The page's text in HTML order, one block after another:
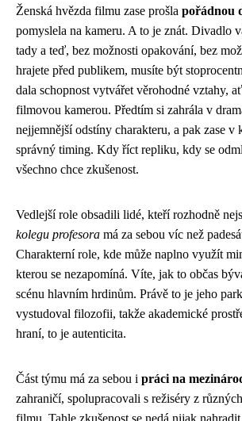
Ženská hvězda filmu zase prošla pořádnou
pomyslela na kameru. A to je znát. Divadlo
tady a teď, bez možnosti opakování, bez
hrajete před publikem, musíte být
dala schopnost vytvářet věrohodné vztahy,
filmovou kamerou. Předtím si zahrála v
nejjemnější odstíny charakteru, a pak zase
správný timing. Kdy říct repliku, kdy se
všechno chce zkušenost.
Vedlejší role obsadili lidé, kteří rozhodně
kolegu profesora má za sebou víc než
Charakterní role, kde může naplno využít
kterou se nezapomíná. Víte, jak to občas
scénu hlavním hrdinům. Právě to je jeho
vystudoval filozofii, takže akademické
hraní, to je autenticita.
Část týmu má za sebou i práci na
zahraničí, spolupracovali s režiséry z